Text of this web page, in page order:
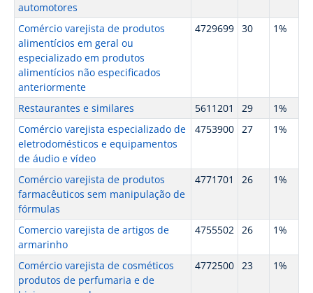
automotores
Comércio varejista de produtos
alimentícios em geral ou
especializado em produtos
alimentícios não especificados
anteriormente
4729699 30 1%
Restaurantes e similares 5611201 29
1%
Comércio varejista especializado de
eletrodomésticos e equipamentos
de áudio e vídeo
4753900 27 1%
Comércio varejista de produtos
farmacêuticos sem manipulação de
fórmulas
4771701 26 1%
Comercio varejista de artigos de
armarinho
4755502 26 1%
Comércio varejista de cosméticos
produtos de perfumaria e de
4772500 23 1%